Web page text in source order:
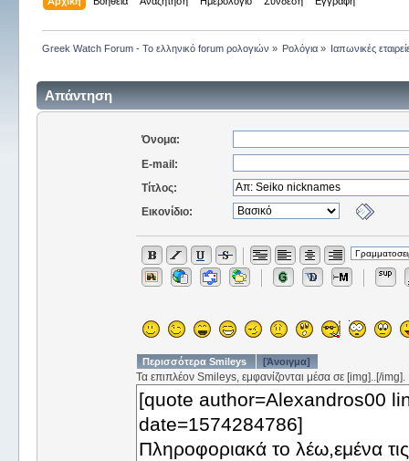
Greek Watch Forum - Το ελληνικό forum ρολογιών » Ρολόγια » Ιαπωνικές
Απάντηση
Όνομα:
E-mail:
Τίτλος:
Εικονίδιο:
Περισσότερα Smileys [Άνοιγμα]
Τα επιπλέον Smileys, εμφανίζονται μέσα σε [img]..[/img].